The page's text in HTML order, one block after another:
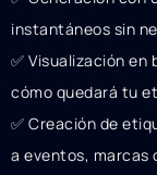
instantáneos sin
✅ Visualización
cómo quedará tu
✅ Creación de
a eventos, marcas